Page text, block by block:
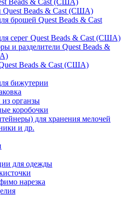
Beads & Cast (США)
Quest Beads & Cast (США)
брошей Quest Beads & Cast
серег Quest Beads & Cast (США)
и разделители Quest Beads &
Beads & Cast (США)
бижутерии
органзы
коробочки
для хранения мелочей
и др.
для одежды
нарезка